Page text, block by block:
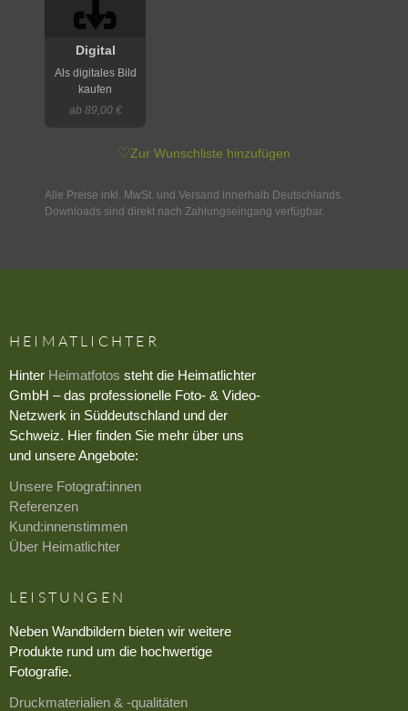
Digital
Als digitales Bild
kaufen
ab 89,00 €
♡Zur Wunschliste hinzufügen
Alle Preise inkl. MwSt. und Versand innerhalb Deutschlands.
Downloads sind direkt nach Zahlungseingang verfügbar.
HEIMATLICHTER
Hinter Heimatfotos steht die Heimatlichter
GmbH – das professionelle Foto- & Video-
Netzwerk in Süddeutschland und der
Schweiz. Hier finden Sie mehr über uns
und unsere Angebote:
Unsere Fotograf:innen
Referenzen
Kund:innenstimmen
Über Heimatlichter
LEISTUNGEN
Neben Wandbildern bieten wir weitere
Produkte rund um die hochwertige
Fotografie.
Druckmaterialien & -qualitäten